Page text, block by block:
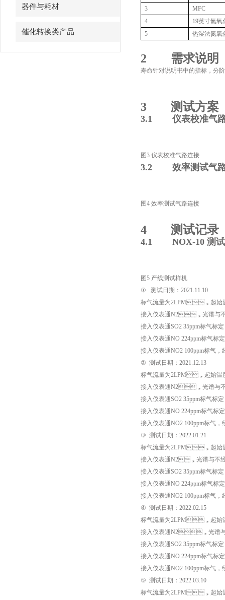
器件与耗材
催化转换类产品
3
MFC
4
19英寸氮氧
5
热湿法氮氧
2 需求说明
寿命针对说明书中的指标，分阶
3 测试方案
3.1 仪表校准气
图3 仪表校准气路连接
3.2 效率测试气
图4 效率测试气路连接
4 测试记录
4.1 NOX-10 测
图5 产线测试样机
①
测试日期： 2021.11.10
标气流量为2LPM，起始
接入仪表通N2，光谱与不
接入仪表通SO2 35ppm标气标定
接入仪表通NO 224ppm标气标定
接入仪表通NO2 100ppm标气
② 测试日期： 2021.12.13
标气流量为2LPM，起始温
接入仪表通N2，光谱与不
接入仪表通SO2 35ppm标气标定
接入仪表通NO 224ppm标气标定
接入仪表通NO2 100ppm标气
③ 测试日期： 2022.01.21
标气流量为2LPM，起始
接入仪表通N2，光谱与不经
接入仪表通SO2 35ppm标气标定
接入仪表通NO 224ppm标气标定
接入仪表通NO2 100ppm标气
④ 测试日期： 2022.02.15
标气流量为2LPM，起始
接入仪表通N2，光谱与不
接入仪表通SO2 35ppm标气标定
接入仪表通NO 224ppm标气标定
接入仪表通NO2 100ppm标气
⑤ 测试日期： 2022.03.10
标气流量为2LPM，起始